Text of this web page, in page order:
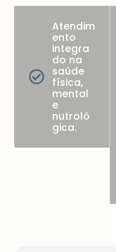
Atendim
ento
integra
do na
saúde
física,
mental
e
nutroló
gica.